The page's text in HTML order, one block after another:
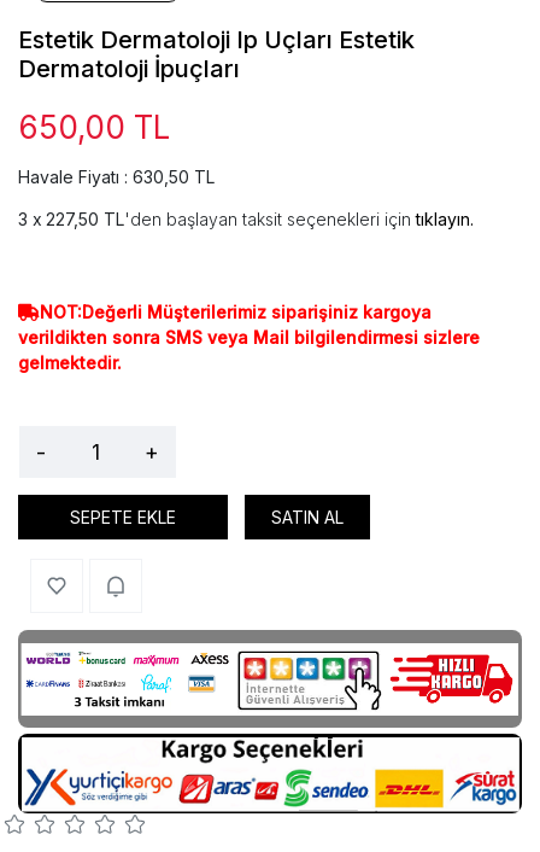
Estetik Dermatoloji Ip Uçları Estetik
Dermatoloji İpuçları
650,00 TL
Havale Fiyatı : 630,50 TL
227,50 TL'den başlayan taksit seçenekleri içintıklayın.
NOT:Değerli Müşterilerimiz siparişiniz kargoya
verildikten sonra SMS veya Mail bilgilendirmesi sizlere
gelmektedir.
- +
SEPETE EKLE SATIN AL